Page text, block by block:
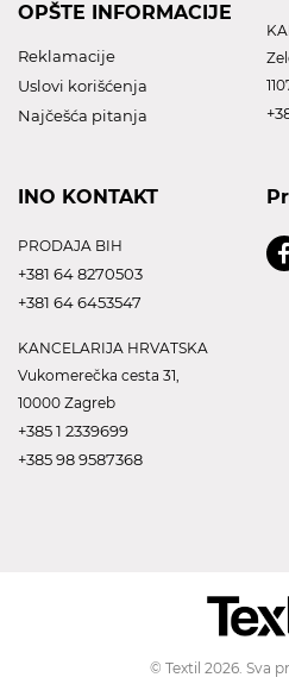
OPŠTE INFORMACIJE
Reklamacije
Uslovi korišćenja
Najčešća pitanja
INO KONTAKT
PRODAJA BIH
+381 64 8270503
+381 64 6453547
KANCELARIJA HRVATSKA
Vukomerečka cesta 31,
10000 Zagreb
+385 1 2339699
+385 98 9587368
© Textil 2026. Sva